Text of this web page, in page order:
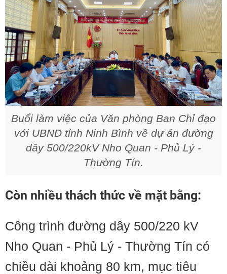
Buổi làm việc của Văn phòng Ban Chỉ đạo
với UBND tỉnh Ninh Bình về dự án đường
dây 500/220kV Nho Quan - Phủ Lý -
Thường Tín.
Còn nhiều thách thức về mặt bằng:
Công trình đường dây 500/220 kV
Nho Quan - Phủ Lý - Thường Tín có
chiều dài khoảng 80 km, mục tiêu